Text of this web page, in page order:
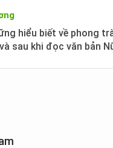
hiểu biết về phong
sau khi đọc văn bản